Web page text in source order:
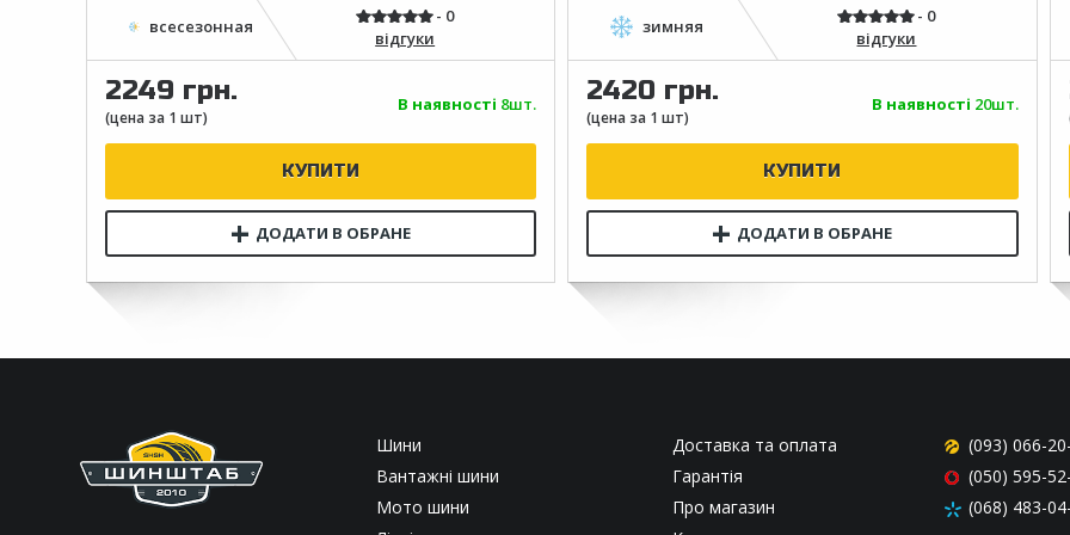
відгуки
2249 грн. В наявності 8шт.
відгуки
2420 грн. В наявності 20шт.
Шини
Вантажні шини
Мото шини
Доставка та оплата
Гарантія
Про магазин
(093) 066-
(050) 595-
(068) 483-